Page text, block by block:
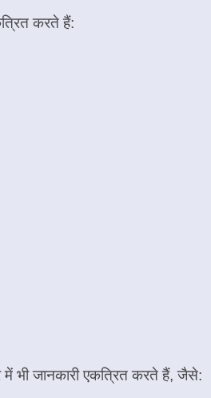
करते हैं:
भी जानकारी एकत्रित करते हैं, जैसे: